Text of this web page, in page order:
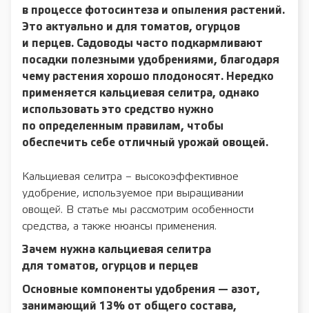
в процессе фотосинтеза и опыления растений.
Это актуально и для томатов, огурцов
и перцев. Садоводы часто подкармливают
посадки полезными удобрениями, благодаря
чему растения хорошо плодоносят. Нередко
применяется кальциевая селитра, однако
использовать это средство нужно
по определенным правилам, чтобы
обеспечить себе отличный урожай овощей.
Кальциевая селитра – высокоэффективное
удобрение, используемое при выращивании
овощей. В статье мы рассмотрим особенности
средства, а также нюансы применения.
Зачем нужна кальциевая селитра
для томатов, огурцов и перцев
Основные компоненты удобрения — азот,
занимающий 13% от общего состава,